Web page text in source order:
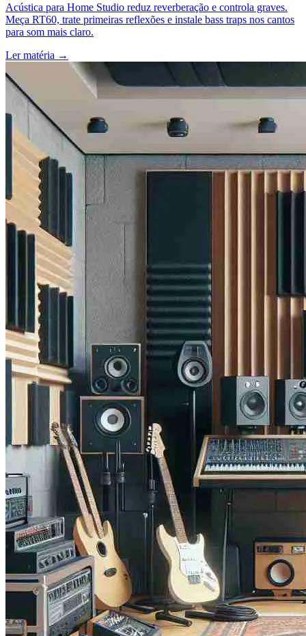
Acústica para Home Studio reduz reverberação e controla graves.
Meça RT60, trate primeiras reflexões e instale bass traps nos cantos
para som mais claro.
Ler matéria →